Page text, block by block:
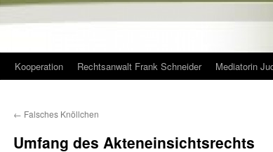
Zum
springen
Kooperation Rechtsanwalt Frank Schneider Mediatorin
← Falsches Knöllchen
Umfang des Akteneinsichtsrechts